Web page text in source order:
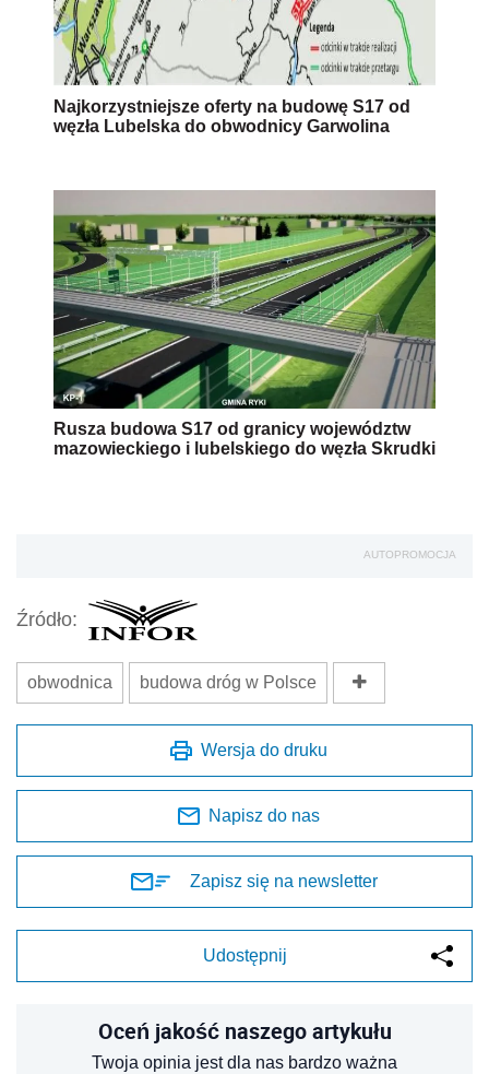
Najkorzystniejsze oferty na budowę S17 od
węzła Lubelska do obwodnicy Garwolina
Rusza budowa S17 od granicy województw
mazowieckiego i lubelskiego do węzła Skrudki
AUTOPROMOCJA
Źródło:
obwodnica budowa dróg w Polsce
Wersja do druku
Napisz do nas
Zapisz się na newsletter
Udostępnij
Oceń jakość naszego artykułu
Twoja opinia jest dla nas bardzo ważna